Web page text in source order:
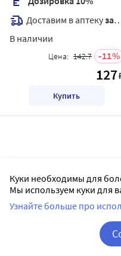
Доставим в аптекузавтра
В наличии
Цена: 142.7 11
127
Купить
Куки необходимы для
Мы используем куки для
Узнайте больше про